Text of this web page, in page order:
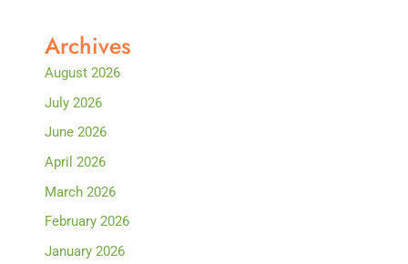
Archives
August 2026
July 2026
June 2026
April 2026
March 2026
February 2026
January 2026